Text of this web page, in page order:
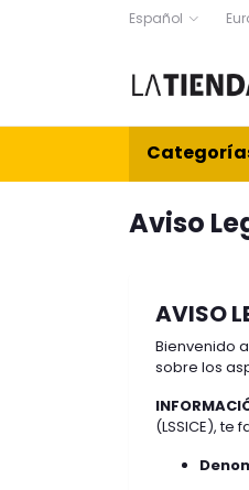
Español
Aviso
AVISO
Bienvenido a
sobre los
(LSSICE),